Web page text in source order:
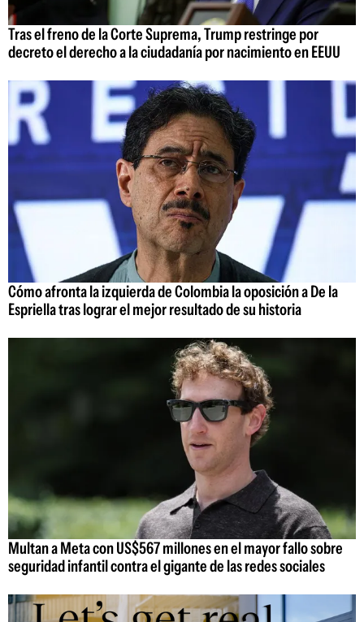
Tras el freno de la Corte Suprema, Trump restringe por
decreto el derecho a la ciudadanía por nacimiento en EEUU
Cómo afronta la izquierda de Colombia la oposición a De la
Espriella tras lograr el mejor resultado de su historia
Multan a Meta con US$567 millones en el mayor fallo sobre
seguridad infantil contra el gigante de las redes sociales